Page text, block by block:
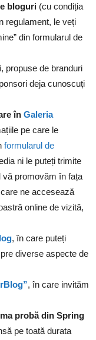
bloguri (cu condiția
regulament, le veți
din formularul de
, propuse de branduri
deja cunoscuți
în Galeria
pe care le
formularul de
ni le puteți trimite
vă promovăm în fața
ne accesează
online de vizită,
, în care puteți
diverse aspecte de
, în care invităm
probă din Spring
pe toată durata